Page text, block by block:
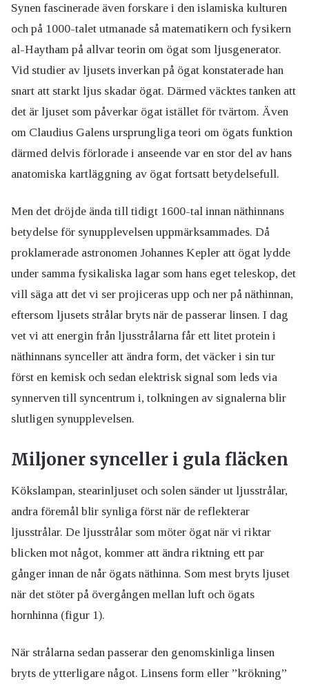
Synen fascinerade även forskare i den islamiska kulturen
och på 1000-talet utmanade så matematikern och fysikern
al-Haytham på allvar teorin om ögat som ljusgenerator.
Vid studier av ljusets inverkan på ögat konstaterade han
snart att starkt ljus skadar ögat. Därmed väcktes tanken att
det är ljuset som påverkar ögat istället för tvärtom. Även
om Claudius Galens ursprungliga teori om ögats funktion
därmed delvis förlorade i anseende var en stor del av hans
anatomiska kartläggning av ögat fortsatt betydelsefull.
Men det dröjde ända till tidigt 1600-tal innan näthinnans
betydelse för synupplevelsen uppmärksammades. Då
proklamerade astronomen Johannes Kepler att ögat lydde
under samma fysikaliska lagar som hans eget teleskop, det
vill säga att det vi ser projiceras upp och ner på näthinnan,
eftersom ljusets strålar bryts när de passerar linsen. I dag
vet vi att energin från ljusstrålarna får ett litet protein i
näthinnans synceller att ändra form, det väcker i sin tur
först en kemisk och sedan elektrisk signal som leds via
synnerven till syncentrum i, tolkningen av signalerna blir
slutligen synupplevelsen.
Miljoner synceller i gula fläcken
Kökslampan, stearinljuset och solen sänder ut ljusstrålar,
andra föremål blir synliga först när de reflekterar
ljusstrålar. De ljusstrålar som möter ögat när vi riktar
blicken mot något, kommer att ändra riktning ett par
gånger innan de når ögats näthinna. Som mest bryts ljuset
när det stöter på övergången mellan luft och ögats
hornhinna (figur 1).
När strålarna sedan passerar den genomskinliga linsen
bryts de ytterligare något. Linsens form eller ”krökning”